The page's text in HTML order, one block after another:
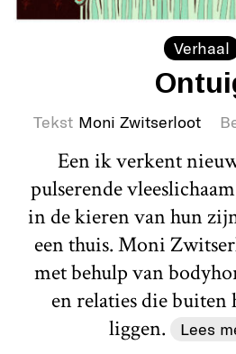
Verhaal
Tekst Moni Zwitserloot
Een ik verkent
pulserende
in de kieren van hun
een thuis. Moni
met behulp van
en relaties die buiten
liggen.
Lees